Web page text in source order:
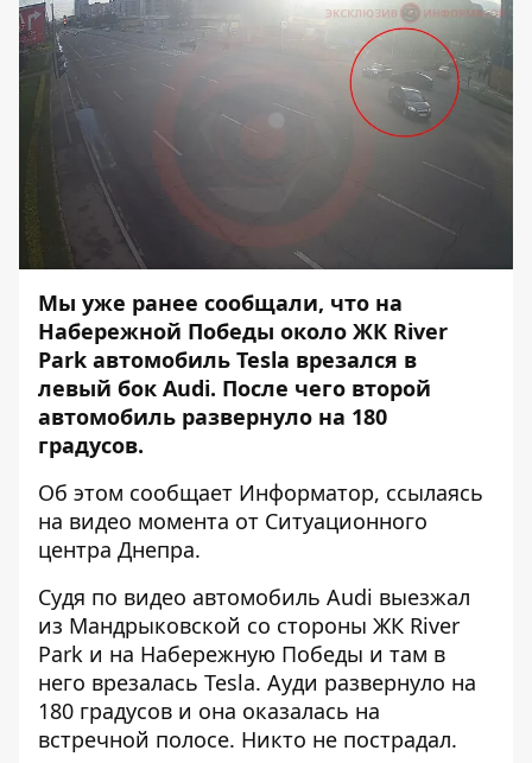
Мы уже ранее сообщали, что на
Набережной Победы около ЖК River
Park автомобиль Tesla врезался в
левый бок Audi. После чего второй
автомобиль развернуло на 180
градусов.
Об этом сообщает Информатор, ссылаясь
на видео момента от Ситуационного
центра Днепра.
Судя по видео автомобиль Аudi выезжал
из Мандрыковской со стороны ЖК River
Park и на Набережную Победы и там в
него врезалась Tesla. Ауди развернуло на
180 градусов и она оказалась на
встречной полосе. Никто не пострадал.